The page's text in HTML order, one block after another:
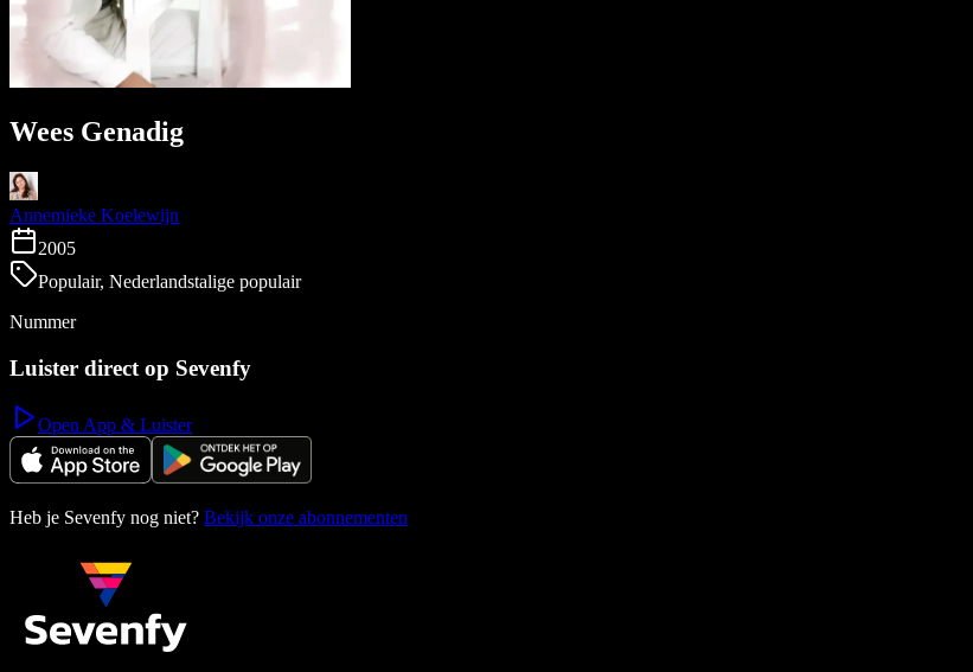
Wees Genadig
Annemieke Koelewijn
2005
Populair, Nederlandstalige populair
Nummer
Luister direct op Sevenfy
Open App & Luister
Heb je Sevenfy nog niet? Bekijk onze abonnementen